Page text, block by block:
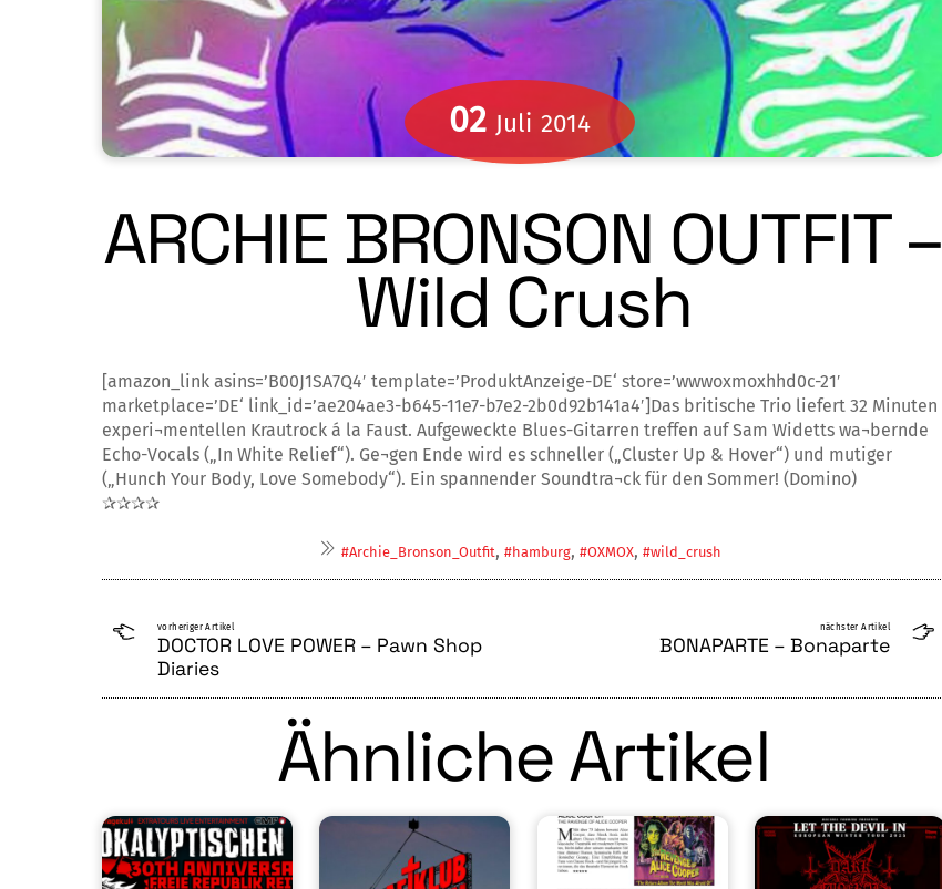
02 Juli 2014
ARCHIE BRONSON OUTFIT –
Wild Crush
[amazon_link asins=’B00J1SA7Q4′ template=’ProduktAnzeige-DE‘ store=’wwwoxmoxhhd0c-21′
marketplace=’DE‘ link_id=’ae204ae3-b645-11e7-b7e2-2b0d92b141a4′]Das britische Trio liefert 32 Minuten
experi¬mentellen Krautrock á la Faust. Aufgeweckte Blues-Gitarren treffen auf Sam Widetts wa¬bernde
Echo-Vocals („In White Relief“). Ge¬gen Ende wird es schneller („Cluster Up & Hover“) und mutiger
(„Hunch Your Body, Love Somebody“). Ein spannender Soundtra¬ck für den Sommer! (Domino)
✰✰✰✰
#Archie_Bronson_Outfit, #hamburg, #OXMOX, #wild_crush
vorheriger Artikel
DOCTOR LOVE POWER – Pawn Shop
Diaries
nächster Artikel
BONAPARTE – Bonaparte
Ähnliche Artikel